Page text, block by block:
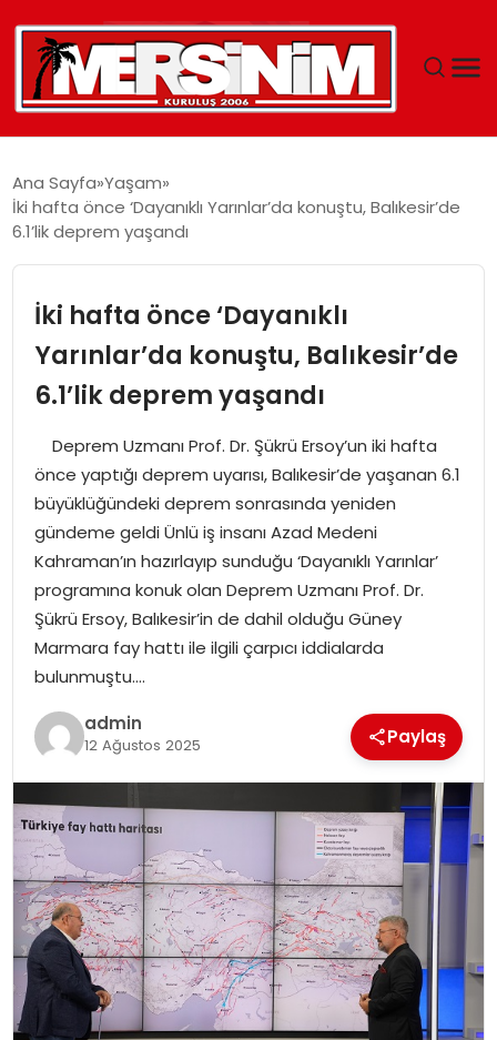
YAŞAM
EĞITIM
SPOR
EKONOMI
MAGAZIN
DÜNYA
OTOMOBIL
Ana Sayfa Yaşam
İki hafta önce ‘Dayanıklı Yarınlar’da konuştu, Balıkesir’de
6.1’lik deprem yaşandı
İki hafta önce ‘Dayanıklı
Yarınlar’da konuştu, Balıkesir’de
6.1’lik deprem yaşandı
Deprem Uzmanı Prof. Dr. Şükrü Ersoy’un iki hafta
önce yaptığı deprem uyarısı, Balıkesir’de yaşanan 6.1
büyüklüğündeki deprem sonrasında yeniden
gündeme geldi Ünlü iş insanı Azad Medeni
Kahraman’ın hazırlayıp sunduğu ‘Dayanıklı Yarınlar’
programına konuk olan Deprem Uzmanı Prof. Dr.
Şükrü Ersoy, Balıkesir’in de dahil olduğu Güney
Marmara fay hattı ile ilgili çarpıcı iddialarda
bulunmuştu….
admin
12 Ağustos 2025 Paylaş